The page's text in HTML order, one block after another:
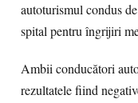
autoturismul condus
spital pentru îngrijiri
Ambii conducători
rezultatele fiind